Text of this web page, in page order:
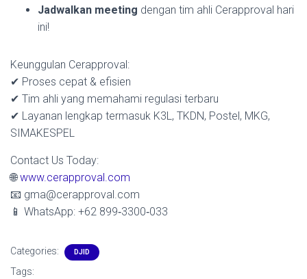
Jadwalkan meeting dengan tim ahli Cerapproval hari
ini!
Keunggulan Cerapproval:
✔ Proses cepat & efisien
✔ Tim ahli yang memahami regulasi terbaru
✔ Layanan lengkap termasuk K3L, TKDN, Postel, MKG,
SIMAKESPEL
Contact Us Today:
🌐www.cerapproval.com
📧 gma@cerapproval.com
📱 WhatsApp: +62 899‑3300‑033
Categories: DJID
Tags: